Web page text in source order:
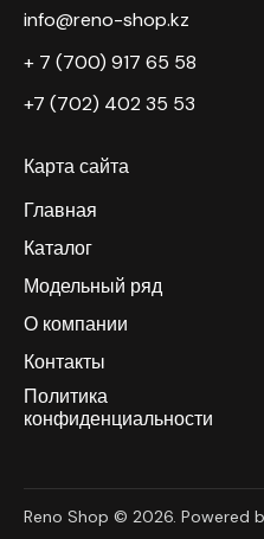
info@reno-shop.kz
+ 7 (700) 917 65 58
+7 (702) 402 35 53
Карта сайта
Главная
Каталог
Модельный ряд
О компании
Контакты
Политика
конфиденциальности
Reno Shop © 2026. Powered